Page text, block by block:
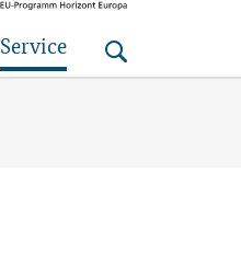
Service